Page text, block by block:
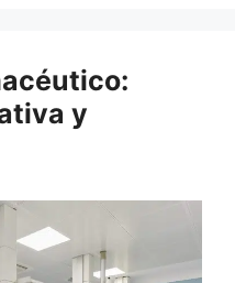
y